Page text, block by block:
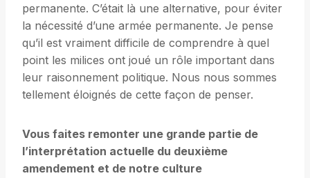
permanente. C’était là une alternative, pour éviter
la nécessité d’une armée permanente. Je pense
qu’il est vraiment difficile de comprendre à quel
point les milices ont joué un rôle important dans
leur raisonnement politique. Nous nous sommes
tellement éloignés de cette façon de penser.
Vous faites remonter une grande partie de
l’interprétation actuelle du deuxième
amendement et de notre culture